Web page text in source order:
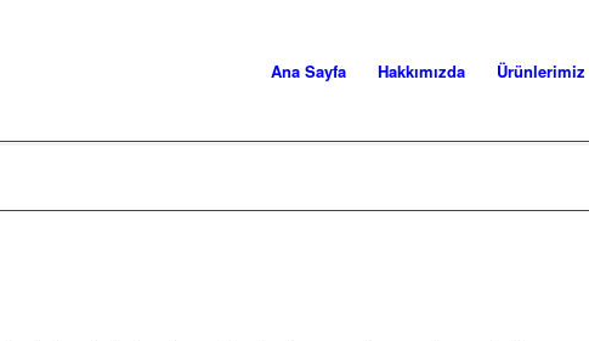
Ana Sayfa Hakkımızda Ürünlerimiz